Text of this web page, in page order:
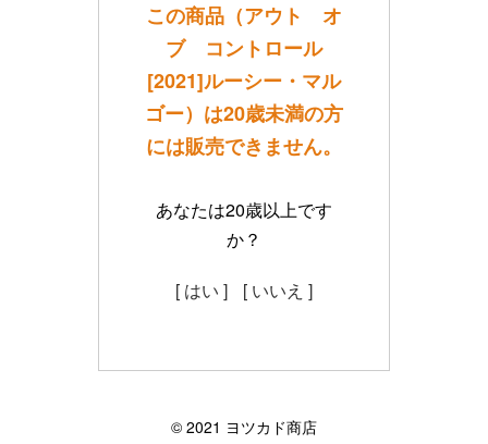
この商品（アウト オ
ブ コントロール
[2021]ルーシー・マル
ゴー）は20歳未満の方
には販売できません。
あなたは20歳以上です
か？
[ はい ] [ いいえ ]
©︎ 2021 ヨツカド商店